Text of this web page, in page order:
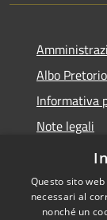
Albo Pretorio
Informativa
Note legali
Questo sito
necessari al
nonché un